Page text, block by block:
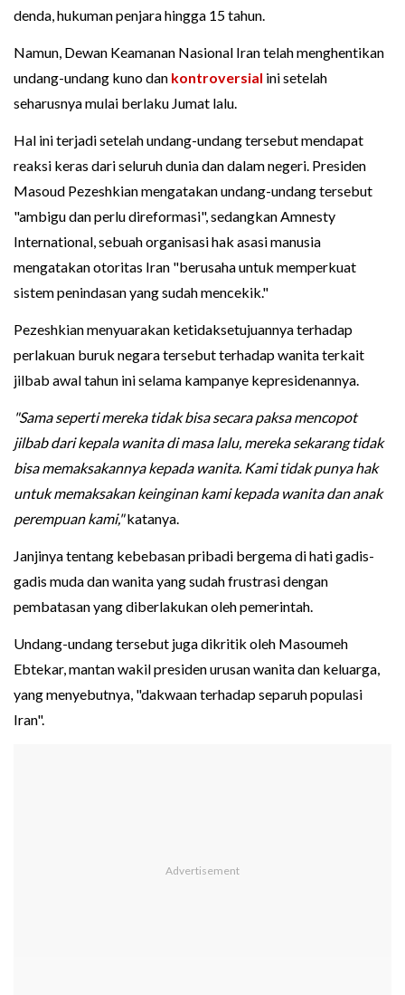
denda, hukuman penjara hingga 15 tahun.
Namun, Dewan Keamanan Nasional Iran telah menghentikan
undang-undang kuno dan kontroversial ini setelah
seharusnya mulai berlaku Jumat lalu.
Hal ini terjadi setelah undang-undang tersebut mendapat
reaksi keras dari seluruh dunia dan dalam negeri. Presiden
Masoud Pezeshkian mengatakan undang-undang tersebut
"ambigu dan perlu direformasi", sedangkan Amnesty
International, sebuah organisasi hak asasi manusia
mengatakan otoritas Iran "berusaha untuk memperkuat
sistem penindasan yang sudah mencekik."
Pezeshkian menyuarakan ketidaksetujuannya terhadap
perlakuan buruk negara tersebut terhadap wanita terkait
jilbab awal tahun ini selama kampanye kepresidenannya.
"Sama seperti mereka tidak bisa secara paksa mencopot
jilbab dari kepala wanita di masa lalu, mereka sekarang tidak
bisa memaksakannya kepada wanita. Kami tidak punya hak
untuk memaksakan keinginan kami kepada wanita dan anak
perempuan kami,"katanya.
Janjinya tentang kebebasan pribadi bergema di hati gadis-
gadis muda dan wanita yang sudah frustrasi dengan
pembatasan yang diberlakukan oleh pemerintah.
Undang-undang tersebut juga dikritik oleh Masoumeh
Ebtekar, mantan wakil presiden urusan wanita dan keluarga,
yang menyebutnya, "dakwaan terhadap separuh populasi
Iran".